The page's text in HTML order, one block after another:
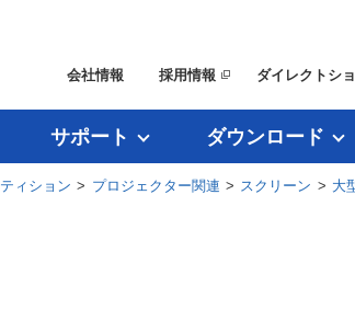
会社情報 採用情報 ダイレクトシ
サポート ダウンロード
ィション > プロジェクター関連 > スクリーン > 大